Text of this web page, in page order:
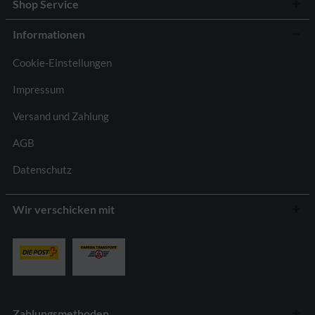
Shop Service
Informationen
Cookie-Einstellungen
Impressum
Versand und Zahlung
AGB
Datenschutz
Wir verschicken mit